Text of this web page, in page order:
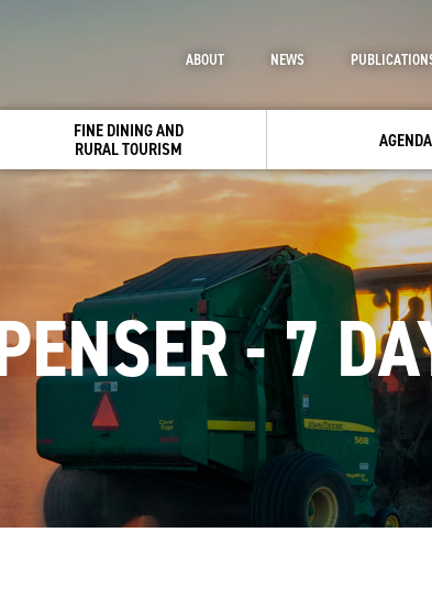
FINE DINING AND
RURAL TOURISM
AGENDA
ABOUT NEWS
- 7